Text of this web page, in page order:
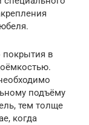
покрытия в
подъёму
тем толще
когда